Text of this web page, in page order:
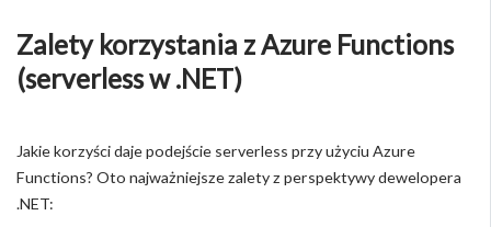
Zalety korzystania z Azure Functions
(serverless w .NET)
Jakie korzyści daje podejście serverless przy użyciu Azure
Functions? Oto najważniejsze zalety z perspektywy dewelopera
.NET: